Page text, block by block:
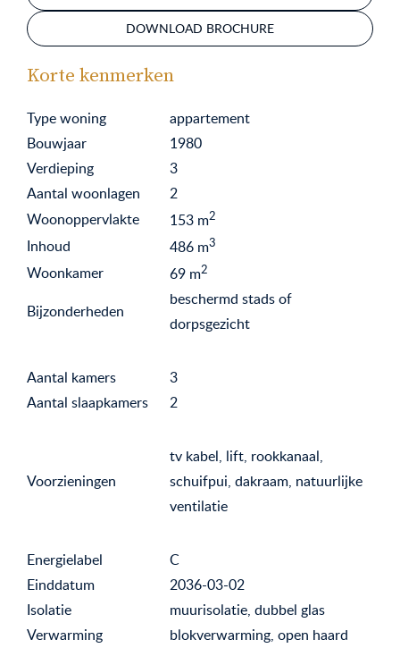
DOWNLOAD BROCHURE
Korte kenmerken
Type woning
appartement
Bouwjaar
1980
Verdieping
3
Aantal woonlagen
2
Woonoppervlakte
153 m2
Inhoud 486 m3
Woonkamer 69 m2
Bijzonderheden
beschermd stads of
dorpsgezicht
Aantal kamers
3
Aantal slaapkamers
2
Voorzieningen
tv kabel, lift, rookkanaal,
schuifpui, dakraam, natuurlijke
ventilatie
Energielabel
C
Einddatum
2036-03-02
Isolatie
muurisolatie, dubbel glas
Verwarming
blokverwarming, open haard